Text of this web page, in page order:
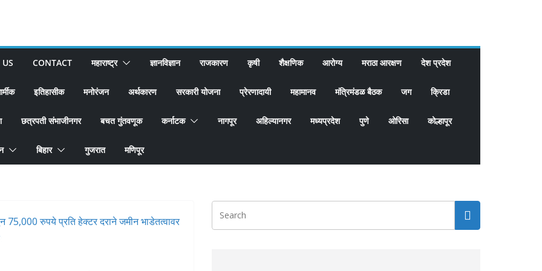
CONTACT महाराष्ट्र ज्ञानविज्ञान राजकारण कृषी शैक्षणिक आरोग्य मराठा आरक्षण देश प्रदेश
इतिहासीक मनोरंजन अर्थकारण सरकारी योजना प्रेरणादायी महामानव मंत्रिमंडळ बैठक जग क्रिडा
छत्रपती संभाजीनगर बचत गुंतवणूक कर्नाटक नागपूर अहिल्यानगर मध्यप्रदेश पुणे ओरिसा कोल्हापूर
बिहार गुजरात मणिपूर